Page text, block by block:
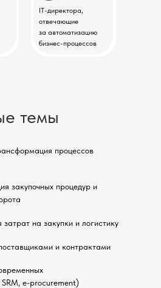
IT-директора,
отвечающие
за автоматизацию
бизнес-процессов
закупочных процедур и
процессов
на закупки и логистику
темы
и контрактами
SRM, e-procurement)